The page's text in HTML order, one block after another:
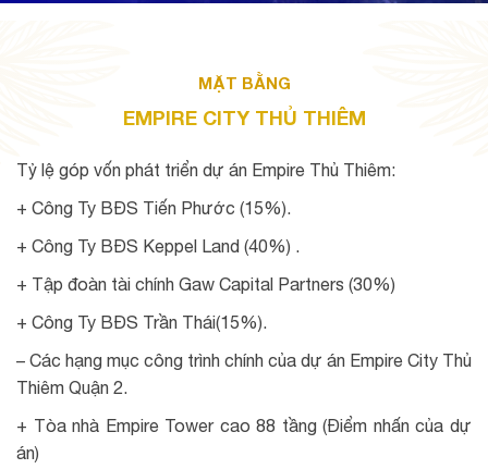
MẶT BẰNG
EMPIRE CITY THỦ THIÊM
Tỷ lệ góp vốn phát triển dự án Empire Thủ Thiêm:
+ Công Ty BĐS Tiến Phước (15%).
+ Công Ty BĐS Keppel Land (40%) .
+ Tập đoàn tài chính Gaw Capital Partners (30%)
+ Công Ty BĐS Trần Thái(15%).
– Các hạng mục công trình chính của dự án Empire City Thủ
Thiêm Quận 2.
+ Tòa nhà Empire Tower cao 88 tầng (Điểm nhấn của dự
án)